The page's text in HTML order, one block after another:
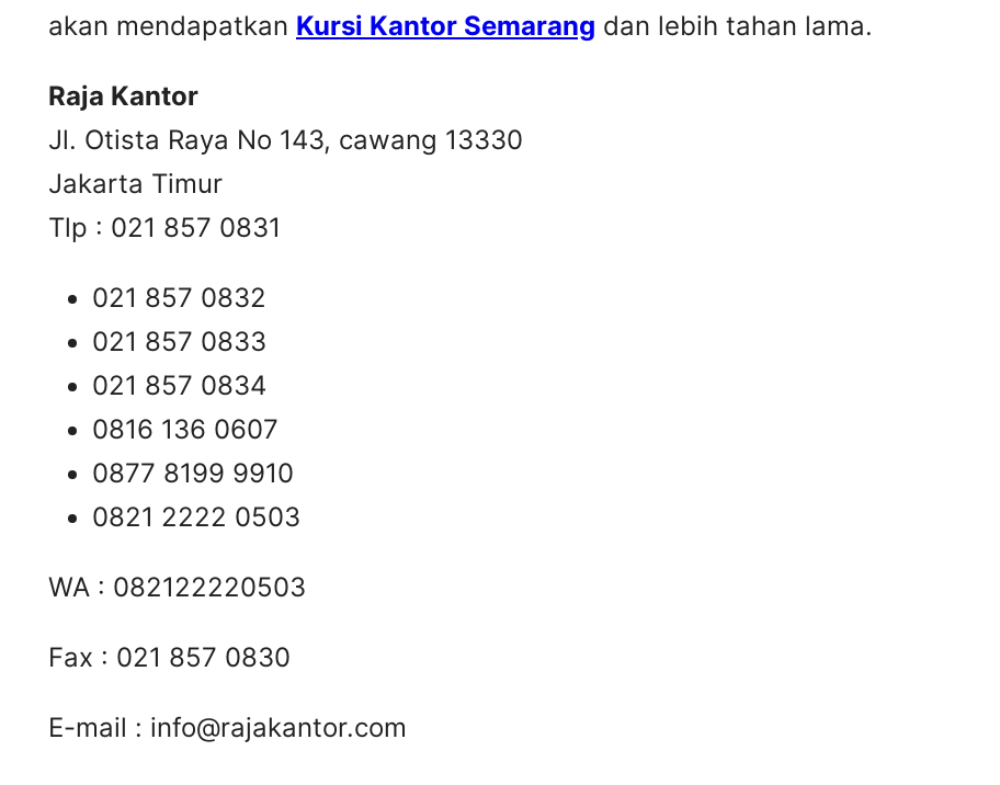
akan mendapatkan Kursi Kantor Semarang dan lebih tahan lama.
Raja Kantor
Jl. Otista Raya No 143, cawang 13330
Jakarta Timur
Tlp : 021 857 0831
021 857 0832
021 857 0833
021 857 0834
0816 136 0607
0877 8199 9910
0821 2222 0503
WA : 082122220503
Fax : 021 857 0830
E-mail : info@rajakantor.com